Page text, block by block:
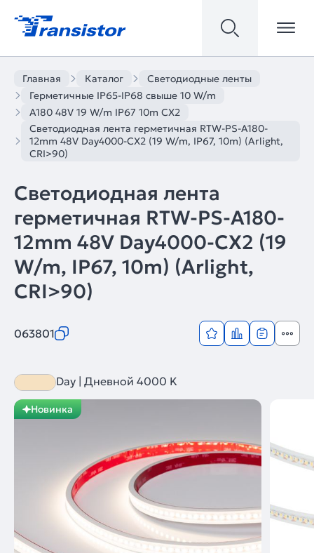
Главная Каталог
Светодиодные ленты
Герметичные IP65-IP68 свыше 10 W/m
A180 48V 19 W/m IP67 10m CX2
Светодиодная лента герметичная RTW-PS-A180-
12mm 48V Day4000-CX2 (19 W/m, IP67, 10m) (Arlight,
CRI>90)
Светодиодная лента
герметичная RTW-PS-A180-
12mm 48V Day4000-CX2 (19
W/m, IP67, 10m) (Arlight,
CRI>90)
063801
Day | Дневной 4000 K
Новинка